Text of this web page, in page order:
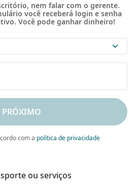
nem falar com o gerente.
você receberá login e senha
Você pode ganhar dinheiro!
PRÓXIMO
com a política de privacidade
ou serviços